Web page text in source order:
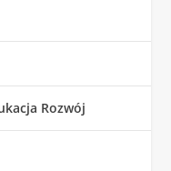
Rozwój